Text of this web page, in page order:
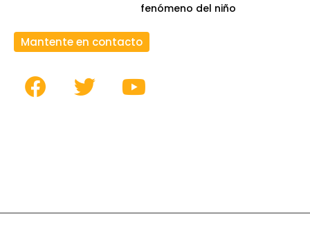
fenómeno del niño
Mantente en contacto